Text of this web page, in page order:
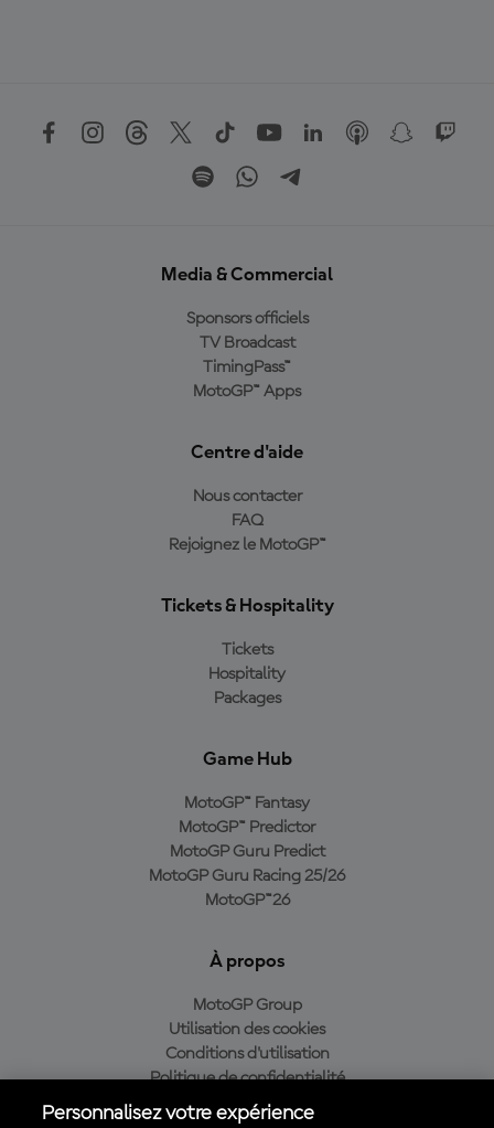
Media & Commercial
Sponsors officiels
TV Broadcast
TimingPass™
MotoGP™ Apps
Centre d'aide
Nous contacter
FAQ
Rejoignez le MotoGP™
Tickets & Hospitality
Tickets
Hospitality
Packages
Game Hub
MotoGP™ Fantasy
MotoGP™ Predictor
MotoGP Guru Predict
MotoGP Guru Racing 25/26
MotoGP™26
À propos
MotoGP Group
Utilisation des cookies
Conditions d'utilisation
Politique de confidentialité
Politique d’achat
Personnalisez votre expérience